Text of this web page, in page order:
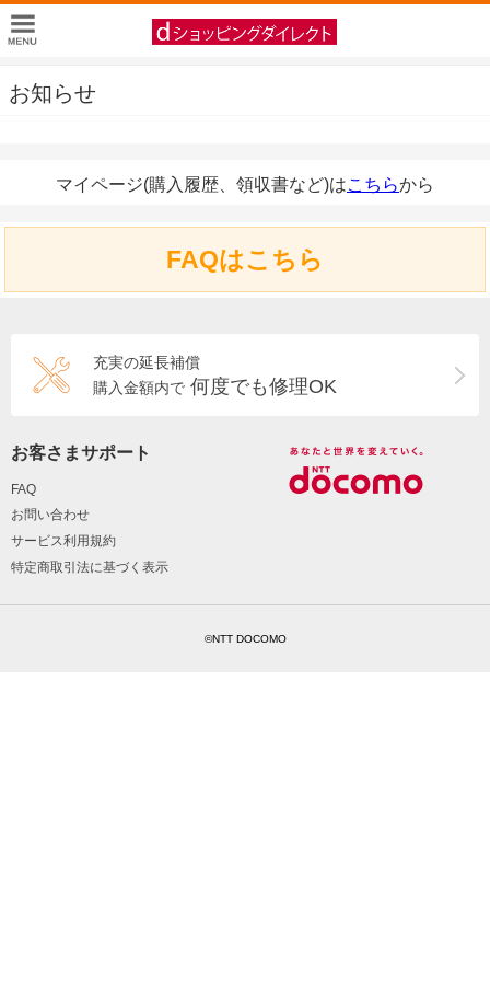
お知らせ
マイページ(購入履歴、領収書など)はこちらから
FAQはこちら
充実の延長補償
購入金額内で 何度でも修理OK
お客さまサポート
FAQ
お問い合わせ
サービス利用規約
特定商取引法に基づく表示
©NTT DOCOMO